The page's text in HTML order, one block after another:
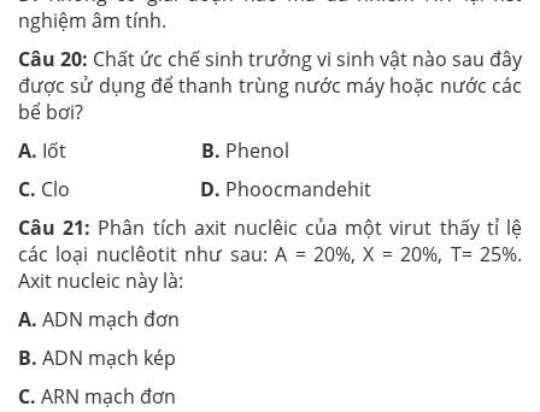
nghiệm âm tính.
Câu 20: Chất ức chế sinh trưởng vi sinh vật nào sau đây
được sử dụng để thanh trùng nước máy hoặc nước các
bể bơi?
A. Iốt B. Phenol
C. Clo D. Phoocmandehit
Câu 21: Phân tích axit nuclêic của một virut thấy tỉ lệ
các loại nuclêotit như sau: A = 20%, X = 20%, T= 25%.
Axit nucleic này là:
A. ADN mạch đơn
B. ADN mạch kép
C. ARN mạch đơn